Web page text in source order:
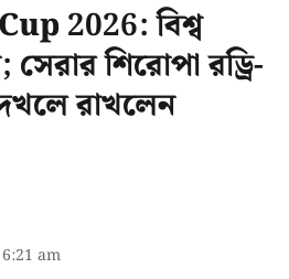
2026: বিশ্ব
শিরোপা রড্রি-
রাখলেন
am